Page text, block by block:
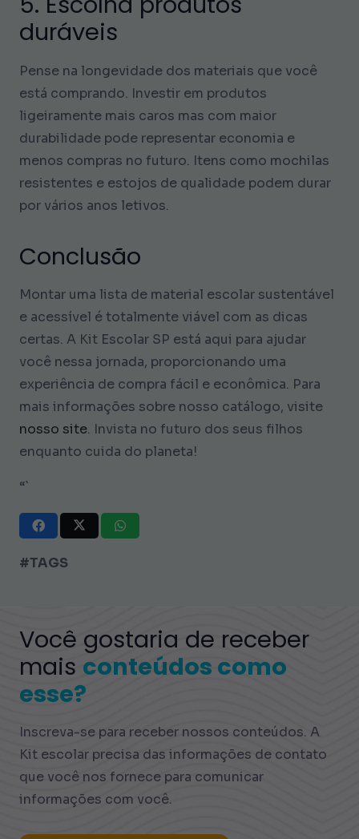
duráveis
Pense na longevidade dos materiais que você
está comprando. Investir em produtos
ligeiramente mais caros mas com maior
durabilidade pode representar economia e
menos compras no futuro. Itens como mochilas
resistentes e estojos de qualidade podem durar
por vários anos letivos.
Conclusão
Montar uma lista de material escolar sustentável
e acessível é totalmente viável com as dicas
certas. A Kit Escolar SP está aqui para ajudar
você nessa jornada, proporcionando uma
experiência de compra fácil e econômica. Para
mais informações sobre nosso catálogo, visite
nosso site. Invista no futuro dos seus filhos
enquanto cuida do planeta!
“`
#TAGS
Você gostaria de receber
mais conteúdos como
esse?
Inscreva-se para receber nossos conteúdos. A
Kit escolar precisa das informações de contato
que você nos fornece para comunicar
informações com você.